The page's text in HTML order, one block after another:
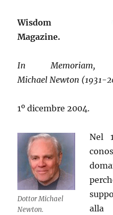
Wisdom
Magazine.
In Memoriam,
Michael Newton (1931-
1º dicembre 2004.
Dottor Michael
Newton.
Nel